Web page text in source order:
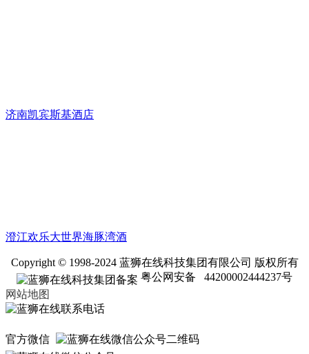
济南凯宾斯基酒店
澄江欢乐大世界海豚湾酒
Copyright © 1998-2024 蓝狮在线科技集团有限公司 版权所有
粤公网安备 44200002444237号
网站地图
官方微信